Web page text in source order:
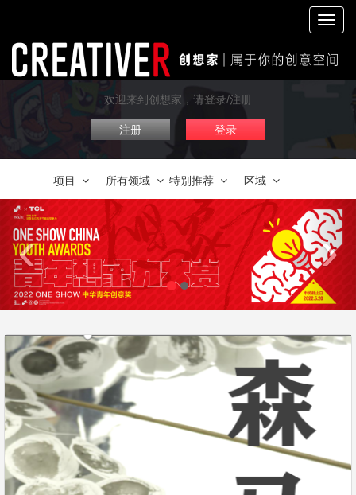
切
换
航
欢迎来到创想家，请登录/注册
注册 登录
项目 所有领域 特别推荐 区域
‹ ›